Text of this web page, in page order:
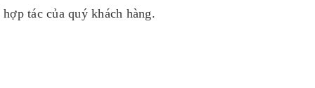
hợp tác của quý khách hàng.